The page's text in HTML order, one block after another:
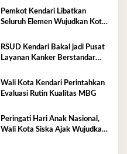
Pemkot Kendari Libatkan
Seluruh Elemen Wujudkan Kota
RSUD Kendari Bakal jadi Pusat
Layanan Kanker Berstandar
Wali Kota Kendari Perintahkan
Evaluasi Rutin Kualitas MBG
Peringati Hari Anak Nasional,
Wali Kota Siska Ajak Wujudkan